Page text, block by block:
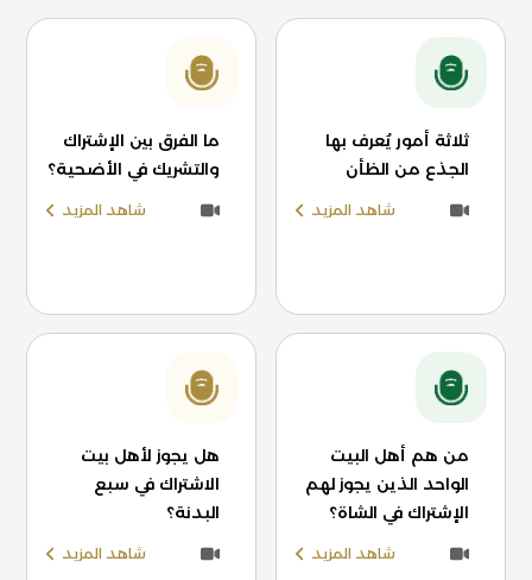
ثلاثة أمور يُعرف بها
الجذع من الظأن
شاهد المزيد
ما الفرق بين الإشتراك
والتشريك في الأضحية؟
شاهد المزيد
من هم أهل البيت
الواحد الذين يجوز لهم
الإشتراك في الشاة؟
شاهد المزيد
هل يجوز لأهل بيت
الاشتراك في سبع
البدنة؟
شاهد المزيد